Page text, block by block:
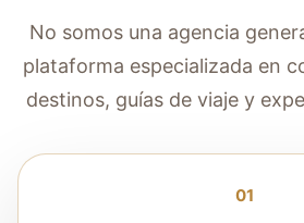
No somos una agencia
plataforma especializada en
destinos, guías de viaje y
01